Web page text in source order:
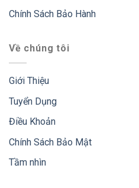
Chính Sách Bảo Hành
Về chúng tôi
Giới Thiệu
Tuyển Dụng
Điều Khoản
Chính Sách Bảo Mật
Tầm nhìn